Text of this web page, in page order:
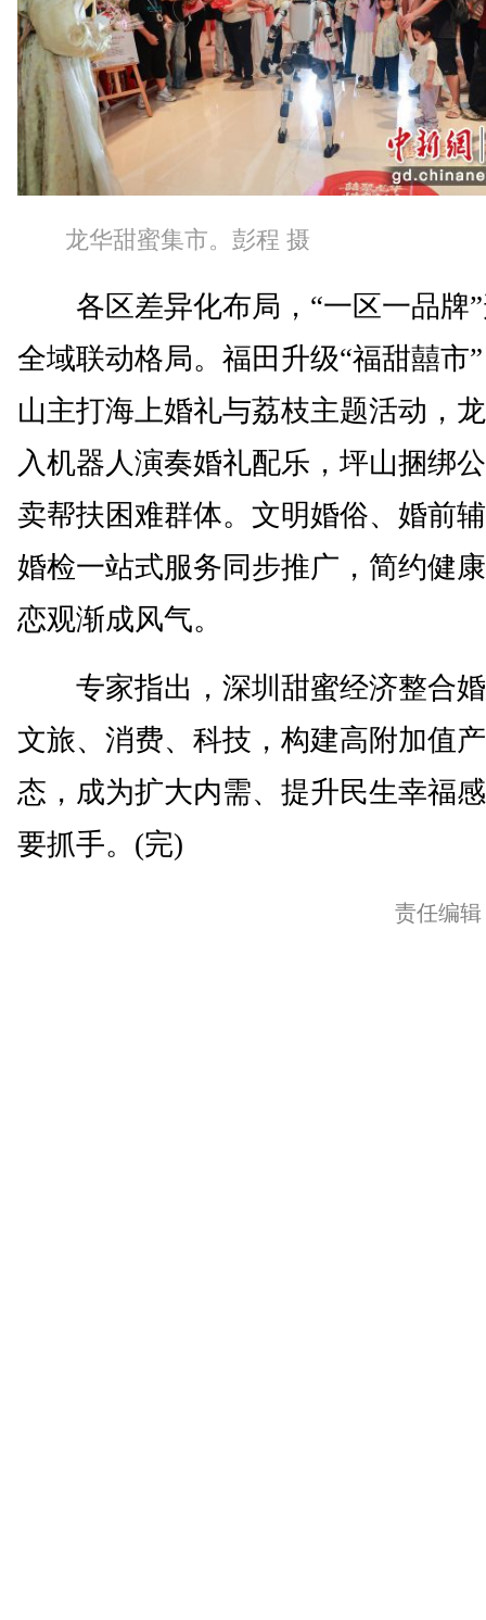
龙华甜蜜集市。彭程 摄
各区差异化布局，“一区一品牌”
全域联动格局。福田升级“福甜囍市
山主打海上婚礼与荔枝主题活动，
入机器人演奏婚礼配乐，坪山捆绑
卖帮扶困难群体。文明婚俗、婚前
婚检一站式服务同步推广，简约健
恋观渐成风气。
专家指出，深圳甜蜜经济整合
文旅、消费、科技，构建高附加值
态，成为扩大内需、提升民生幸福
要抓手。(完)
责任编